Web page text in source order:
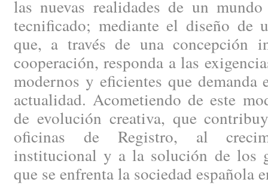
las nuevas realidades de un
tecnificado; mediante el diseño de
que, a través de una concepción
cooperación, responda a las
modernos y eficientes que
actualidad. Acometiendo de este
de evolución creativa, que
oficinas de Registro, al
institucional y a la solución de los
que se enfrenta la sociedad española